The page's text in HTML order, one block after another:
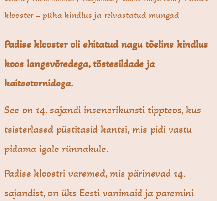
klooster – püha kindlus ja relvastatud mungad
Padise klooster oli ehitatud nagu tõeline kindlus
koos langevõredega, tõstesildade ja
kaitsetornidega.
See on 14. sajandi insenerikunsti tippteos, kus
tsisterlased püstitasid kantsi, mis pidi vastu
pidama igale rünnakule.
Padise kloostri varemed, mis pärinevad 14.
sajandist, on üks Eesti vanimaid ja paremini